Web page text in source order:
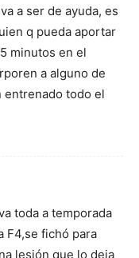
a ser de ayuda, es
q pueda aportar
minutos en el
a alguno de
entrenado todo el
toda a temporada
F4,se fichó para
lesión que lo deja